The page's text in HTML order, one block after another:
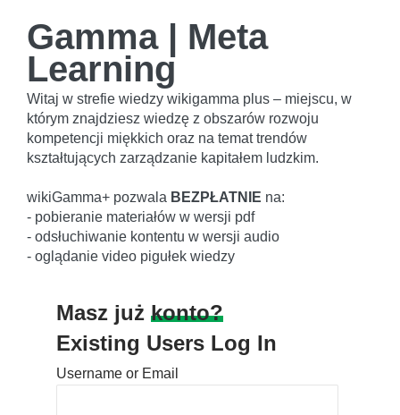
Gamma | Meta
Learning
Witaj w strefie wiedzy wikigamma plus – miejscu, w
którym znajdziesz wiedzę z obszarów rozwoju
kompetencji miękkich oraz na temat trendów
kształtujących zarządzanie kapitałem ludzkim.
wikiGamma+ pozwala BEZPŁATNIE na:
- pobieranie materiałów w wersji pdf
- odsłuchiwanie kontentu w wersji audio
- oglądanie video pigułek wiedzy
Masz już konto?
Existing Users Log In
Username or Email